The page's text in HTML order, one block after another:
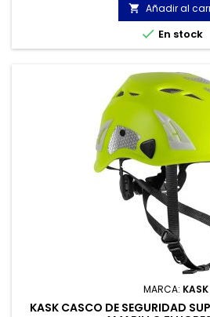
 Añadir al
 En stock
MARCA: KASK
KASK CASCO DE SEGURIDAD